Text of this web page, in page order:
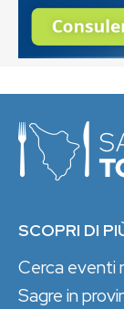
SCOPRI DI
Cerca eventi
Sagre in